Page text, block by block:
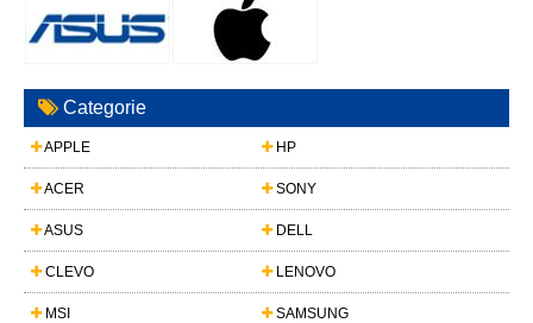
Categorie
APPLE HP
ACER SONY
ASUS DELL
CLEVO LENOVO
MSI SAMSUNG